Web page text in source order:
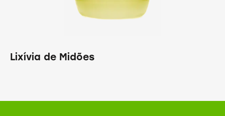
Lixívia de Midões